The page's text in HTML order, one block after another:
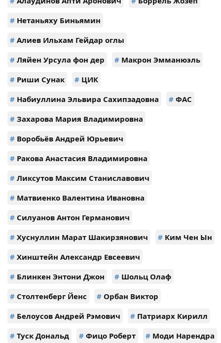
# Нетаньяху Биньямин
# Алиев Ильхам Гейдар оглы
# Ляйен Урсула фон дер # Макрон Эмманюэль
# Риши Сунак # ЦИК
# Набиуллина Эльвира Сахипзадовна # ФАС
# Захарова Мария Владимировна
# Воробьёв Андрей Юрьевич
# Ракова Анастасия Владимировна
# Ликсутов Максим Станиславович
# Матвиенко Валентина Ивановна
# Силуанов Антон Германович
# Хуснуллин Марат Шакирзянович # Ким Чен Ын
# Хинштейн Александр Евсеевич
# Блинкен Энтони Джон # Шольц Олаф
# Столтенберг Йенс # Орбан Виктор
# Белоусов Андрей Рэмович # Патриарх Кирилл
# Туск Дональд # Фицо Роберт # Моди Нарендра